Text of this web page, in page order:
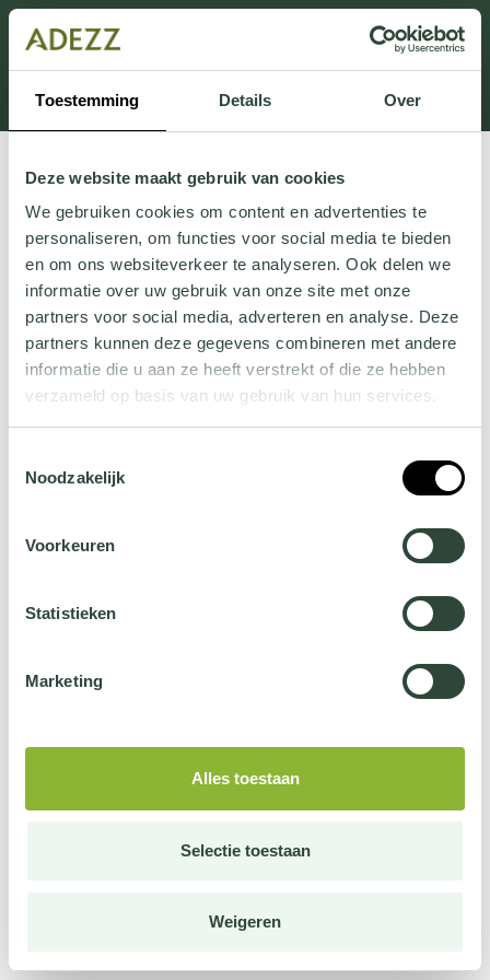
Toestemming Details Over
Deze website maakt gebruik van cookies
We gebruiken cookies om content en advertenties te
personaliseren, om functies voor social media te bieden
en om ons websiteverkeer te analyseren. Ook delen we
informatie over uw gebruik van onze site met onze
partners voor social media, adverteren en analyse. Deze
partners kunnen deze gegevens combineren met andere
informatie die u aan ze heeft verstrekt of die ze hebben
verzameld op basis van uw gebruik van hun services.
jehier.
Noodzakelijk
Voorkeuren
Statistieken
Marketing
Alles toestaan
Selectie toestaan
Weigeren
Dit onderdeel is momenteel in onderhoud.
Als je informatie mist kun je ons bellen +31 413 274
168 of mailen
Customersupport@adezz.com.